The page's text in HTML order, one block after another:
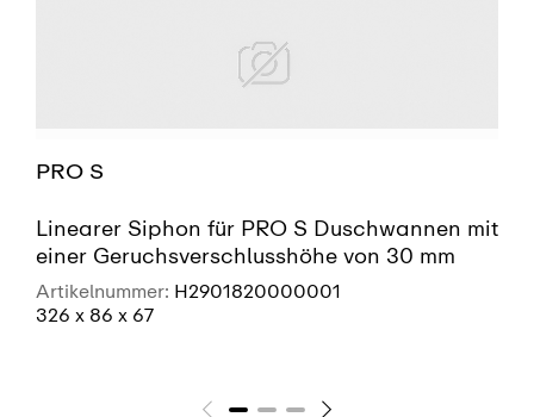
PRO S
Linearer Siphon für PRO S Duschwannen mit
einer Geruchsverschlusshöhe von 30 mm
Artikelnummer: H2901820000001
326 x 86 x 67